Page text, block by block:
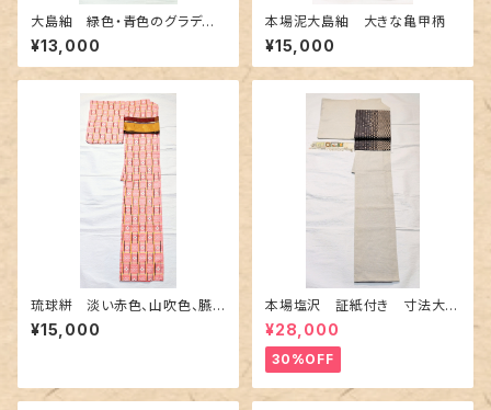
大島紬 緑色・青色のグラデー
ション
¥13,000
本場泥大島紬 大きな亀甲柄
¥15,000
琉球絣 淡い赤色、山吹色、臙
脂色
¥15,000
本場塩沢 証紙付き 寸法大き
め〜伝統的工芸士 桑原正信
作〜
¥28,000
30%OFF